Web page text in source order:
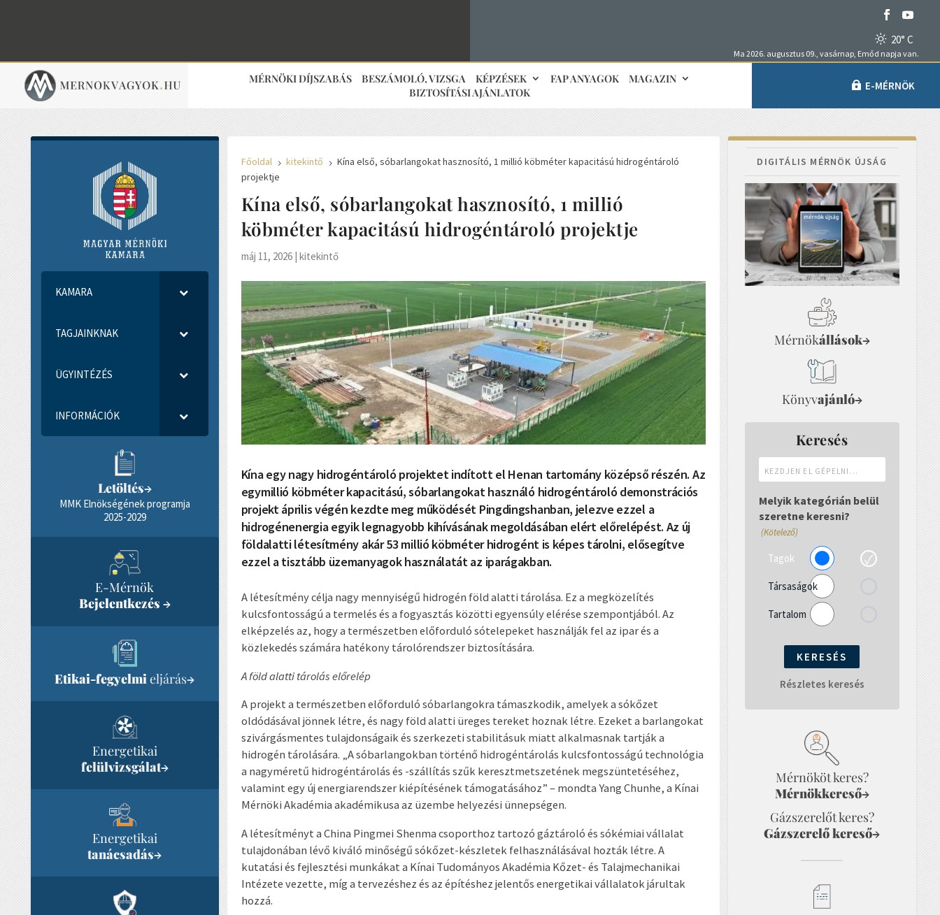
20° C
Ma 2026. augusztus 09., vasárnap, Emőd napja van.
MÉRNÖKI DÍJSZABÁS BESZÁMOLÓ, VIZSGA KÉPZÉSEK FAP ANYAGOK
MAGAZIN
BIZTOSÍTÁSI AJÁNLATOK
E-MÉRNÖK
KAMARA
TAGJAINKNAK
ÜGYINTÉZÉS
INFORMÁCIÓK
Letöltés→
MMK Elnökségének programja
2025-2029
E-Mérnök
Bejelentkezés →
Etikai-fegyelmieljárás→
Energetikai
felülvizsgálat→
Energetikai
tanácsadás→
Főoldal 5 kitekintő 5 Kína első, sóbarlangokat hasznosító, 1 millió köbméter kapacitású hidrogéntároló
projektje
Kína első, sóbarlangokat hasznosító, 1 millió
köbméter kapacitású hidrogéntároló projektje
máj 11, 2026| kitekintő
Kína egy nagy hidrogéntároló projektet indított el Henan tartomány középső részén. Az
egymillió köbméter kapacitású, sóbarlangokat használó hidrogéntároló demonstrációs
projekt április végén kezdte meg működését Pingdingshanban, jelezve ezzel a
hidrogénenergia egyik legnagyobb kihívásának megoldásában elért előrelépést. Az új
földalatti létesítmény akár 53 millió köbméter hidrogént is képes tárolni, elősegítve
ezzel a tisztább üzemanyagok használatát az iparágakban.
A létesítmény célja nagy mennyiségű hidrogén föld alatti tárolása. Ez a megközelítés
kulcsfontosságú a termelés és a fogyasztás közötti egyensúly elérése szempontjából. Az
elképzelés az, hogy a természetben előforduló sótelepeket használják fel az ipar és a
közlekedés számára hatékony tárolórendszer biztosítására.
A föld alatti tárolás előrelép
A projekt a természetben előforduló sóbarlangokra támaszkodik, amelyek a sókőzet
oldódásával jönnek létre, és nagy föld alatti üreges tereket hoznak létre. Ezeket a barlangokat
szivárgásmentes tulajdonságaik és szerkezeti stabilitásuk miatt alkalmasnak tartják a
hidrogén tárolására. „A sóbarlangokban történő hidrogéntárolás kulcsfontosságú technológia
a nagyméretű hidrogéntárolás és -szállítás szűk keresztmetszetének megszüntetéséhez,
valamint egy új energiarendszer kiépítésének támogatásához” – mondta Yang Chunhe, a Kínai
Mérnöki Akadémia akadémikusa az üzembe helyezési ünnepségen.
A létesítményt a China Pingmei Shenma csoporthoz tartozó gáztároló és sókémiai vállalat
tulajdonában lévő kiváló minőségű sókőzet-készletek felhasználásával hozták létre. A
kutatási és fejlesztési munkákat a Kínai Tudományos Akadémia Kőzet- és Talajmechanikai
Intézete vezette, míg a tervezéshez és az építéshez jelentős energetikai vállalatok járultak
hozzá.
DIGITÁLIS MÉRNÖK ÚJSÁG
Mérnökállások→
Könyvajánló→
Keresés
el
gépelni...
Melyik kategórián belül
szeretne keresni?
(Kötelező)
Tagok
Társaságok
Tartalom
Részletes keresés
Mérnököt keres?
Mérnökkereső→
Gázszerelőt keres?
Gázszerelő kereső→